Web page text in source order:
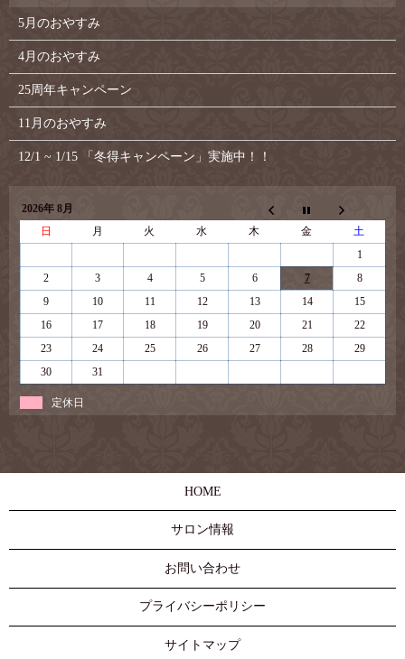
5月のおやすみ
4月のおやすみ
25周年キャンペーン
11月のおやすみ
12/1 ~ 1/15 「冬得キャンペーン」実施中！！
2026年 8月
日
月 火 水 木 金
土
1
2
3 4 5 6 7
8
9
10 11 12 13 14
15
16
17 18 19 20 21
22
23
24 25 26 27 28
29
30
31
定休日
HOME
サロン情報
お問い合わせ
プライバシーポリシー
サイトマップ